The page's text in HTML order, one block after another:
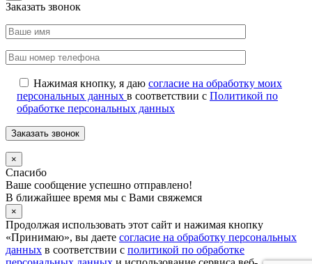
Заказать звонок
Нажимая кнопку, я даю согласие на обработку моих
персональных данных в соответствии с Политикой по
обработке персональных данных
×
Спасибо
Ваше сообщение успешно отправлено!
В ближайшее время мы с Вами свяжемся
×
Продолжая использовать этот сайт и нажимая кнопку
«Принимаю», вы даете согласие на обработку персональных
данных в соответствии с политикой по обработке